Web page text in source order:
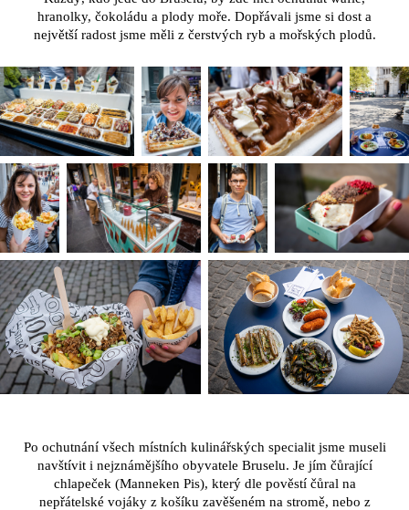
hranolky, čokoládu a plody moře. Dopřávali jsme si dost a
největší radost jsme měli z čerstvých ryb a mořských plodů.
Po ochutnání všech místních kulinářských specialit jsme museli
navštívit i nejznámějšího obyvatele Bruselu. Je jím čůrající
chlapeček (Manneken Pis), který dle pověstí čůral na
nepřátelské vojáky z košíku zavěšeném na stromě, nebo z